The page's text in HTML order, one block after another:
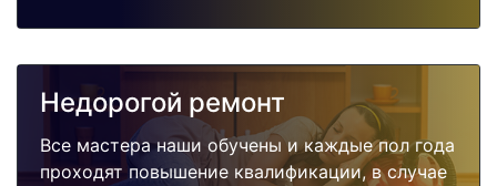
Недорогой ремонт
Все мастера наши обучены и каждые пол года
проходят повышение квалификации, в случае